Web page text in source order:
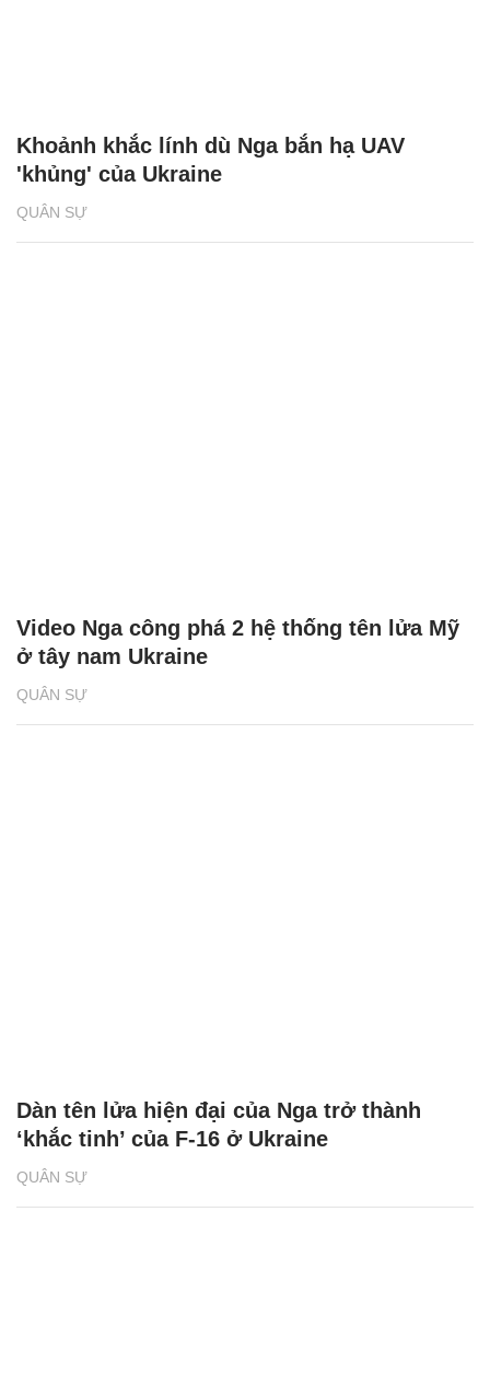
QUÂN SỰ
Khoảnh khắc lính dù Nga bắn hạ UAV
'khủng' của Ukraine
QUÂN SỰ
Video Nga công phá 2 hệ thống tên lửa Mỹ
ở tây nam Ukraine
QUÂN SỰ
Dàn tên lửa hiện đại của Nga trở thành
‘khắc tinh’ của F-16 ở Ukraine